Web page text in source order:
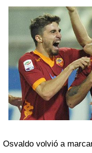
Osvaldo volvió a